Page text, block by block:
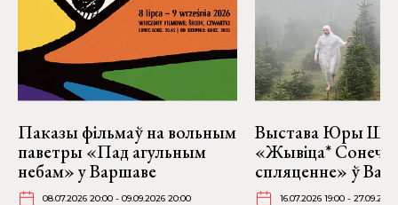
Паказы фільмаў на вольным
паветры «Пад агульным
небам» у Варшаве
08.07.2026 20:00 - 09.09.2026 20:00
Выстава Юры
«Жывіца*
спляценне» ў
16.07.2026 19:00 -